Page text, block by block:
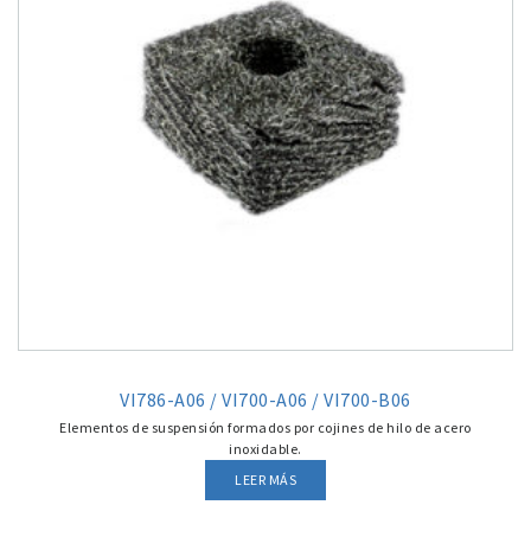
VI786-A06 / VI700-A06 / VI700-B06
Elementos de suspensión formados por cojines de hilo de acero
inoxidable.
LEER MÁS